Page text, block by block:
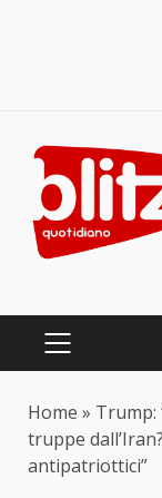
content
PRIMARY
Home » Trump:
truppe
antipatriottici”